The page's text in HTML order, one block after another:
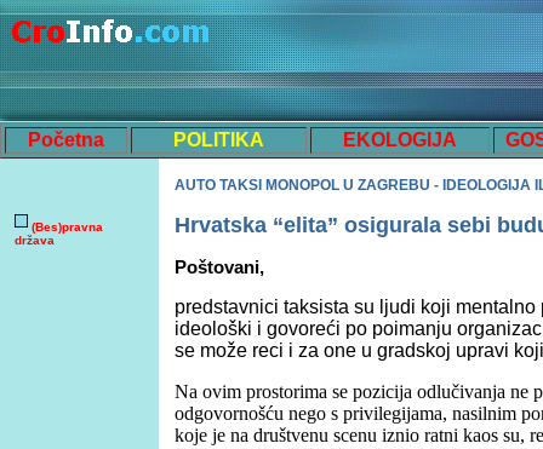
Početna POLITIKA EKOLOGIJA
(Bes)pravna
država
AUTO TAKSI MONOPOL U ZAGREBU - IDEOLOGIJA
Hrvatska “elita” osigurala sebi
Poštovani,
predstavnici taksista su ljudi koji
ideološki i govoreći po poimanju
se može reci i za one u gradskoj upravi
Na ovim prostorima se pozicija odlučivanja ne
odgovornošću nego s privilegijama, nasilnim
koje je na društvenu scenu iznio ratni kaos su,